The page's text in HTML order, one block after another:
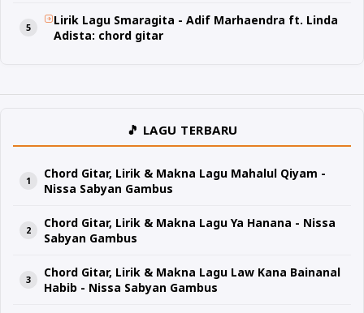
Lirik Lagu Smaragita - Adif Marhaendra ft. Linda
Adista: chord gitar
🎵 LAGU TERBARU
Chord Gitar, Lirik & Makna Lagu Mahalul Qiyam -
Nissa Sabyan Gambus
Chord Gitar, Lirik & Makna Lagu Ya Hanana - Nissa
Sabyan Gambus
Chord Gitar, Lirik & Makna Lagu Law Kana Bainanal
Habib - Nissa Sabyan Gambus